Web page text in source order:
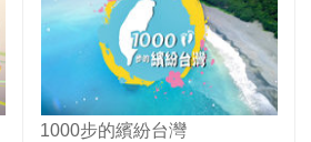
1000步的繽紛台灣